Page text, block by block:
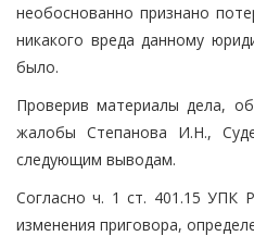
необоснованно признано
никакого вреда данному
было.
Проверив материалы дела,
жалобы Степанова И.Н.,
следующим выводам.
Согласно ч. 1 ст. 401.15 УПК
изменения приговора,